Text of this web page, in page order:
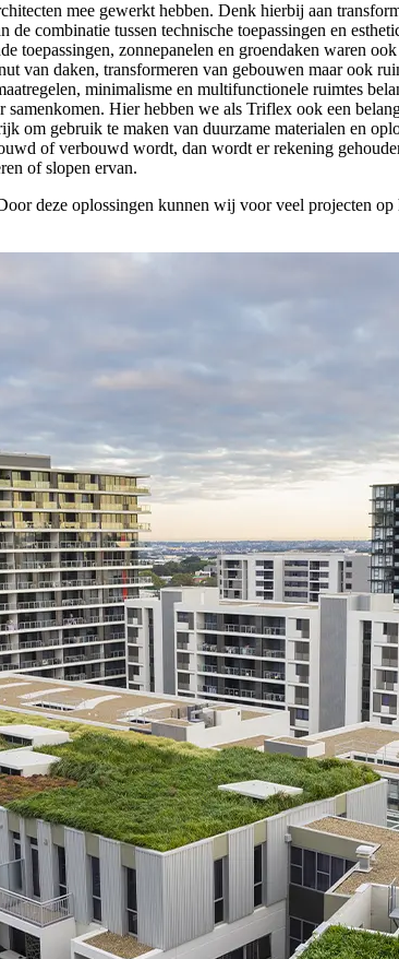
mee gewerkt hebben. Denk hierbij aan
combinatie tussen technische toepassingen en
toepassingen, zonnepanelen en groendaken waren
van daken, transformeren van gebouwen maar ook
minimalisme en multifunctionele ruimtes
Hier hebben we als Triflex ook een
om gebruik te maken van duurzame materialen en
of verbouwd wordt, dan wordt er rekening
of slopen ervan.
deze oplossingen kunnen wij voor veel projecten